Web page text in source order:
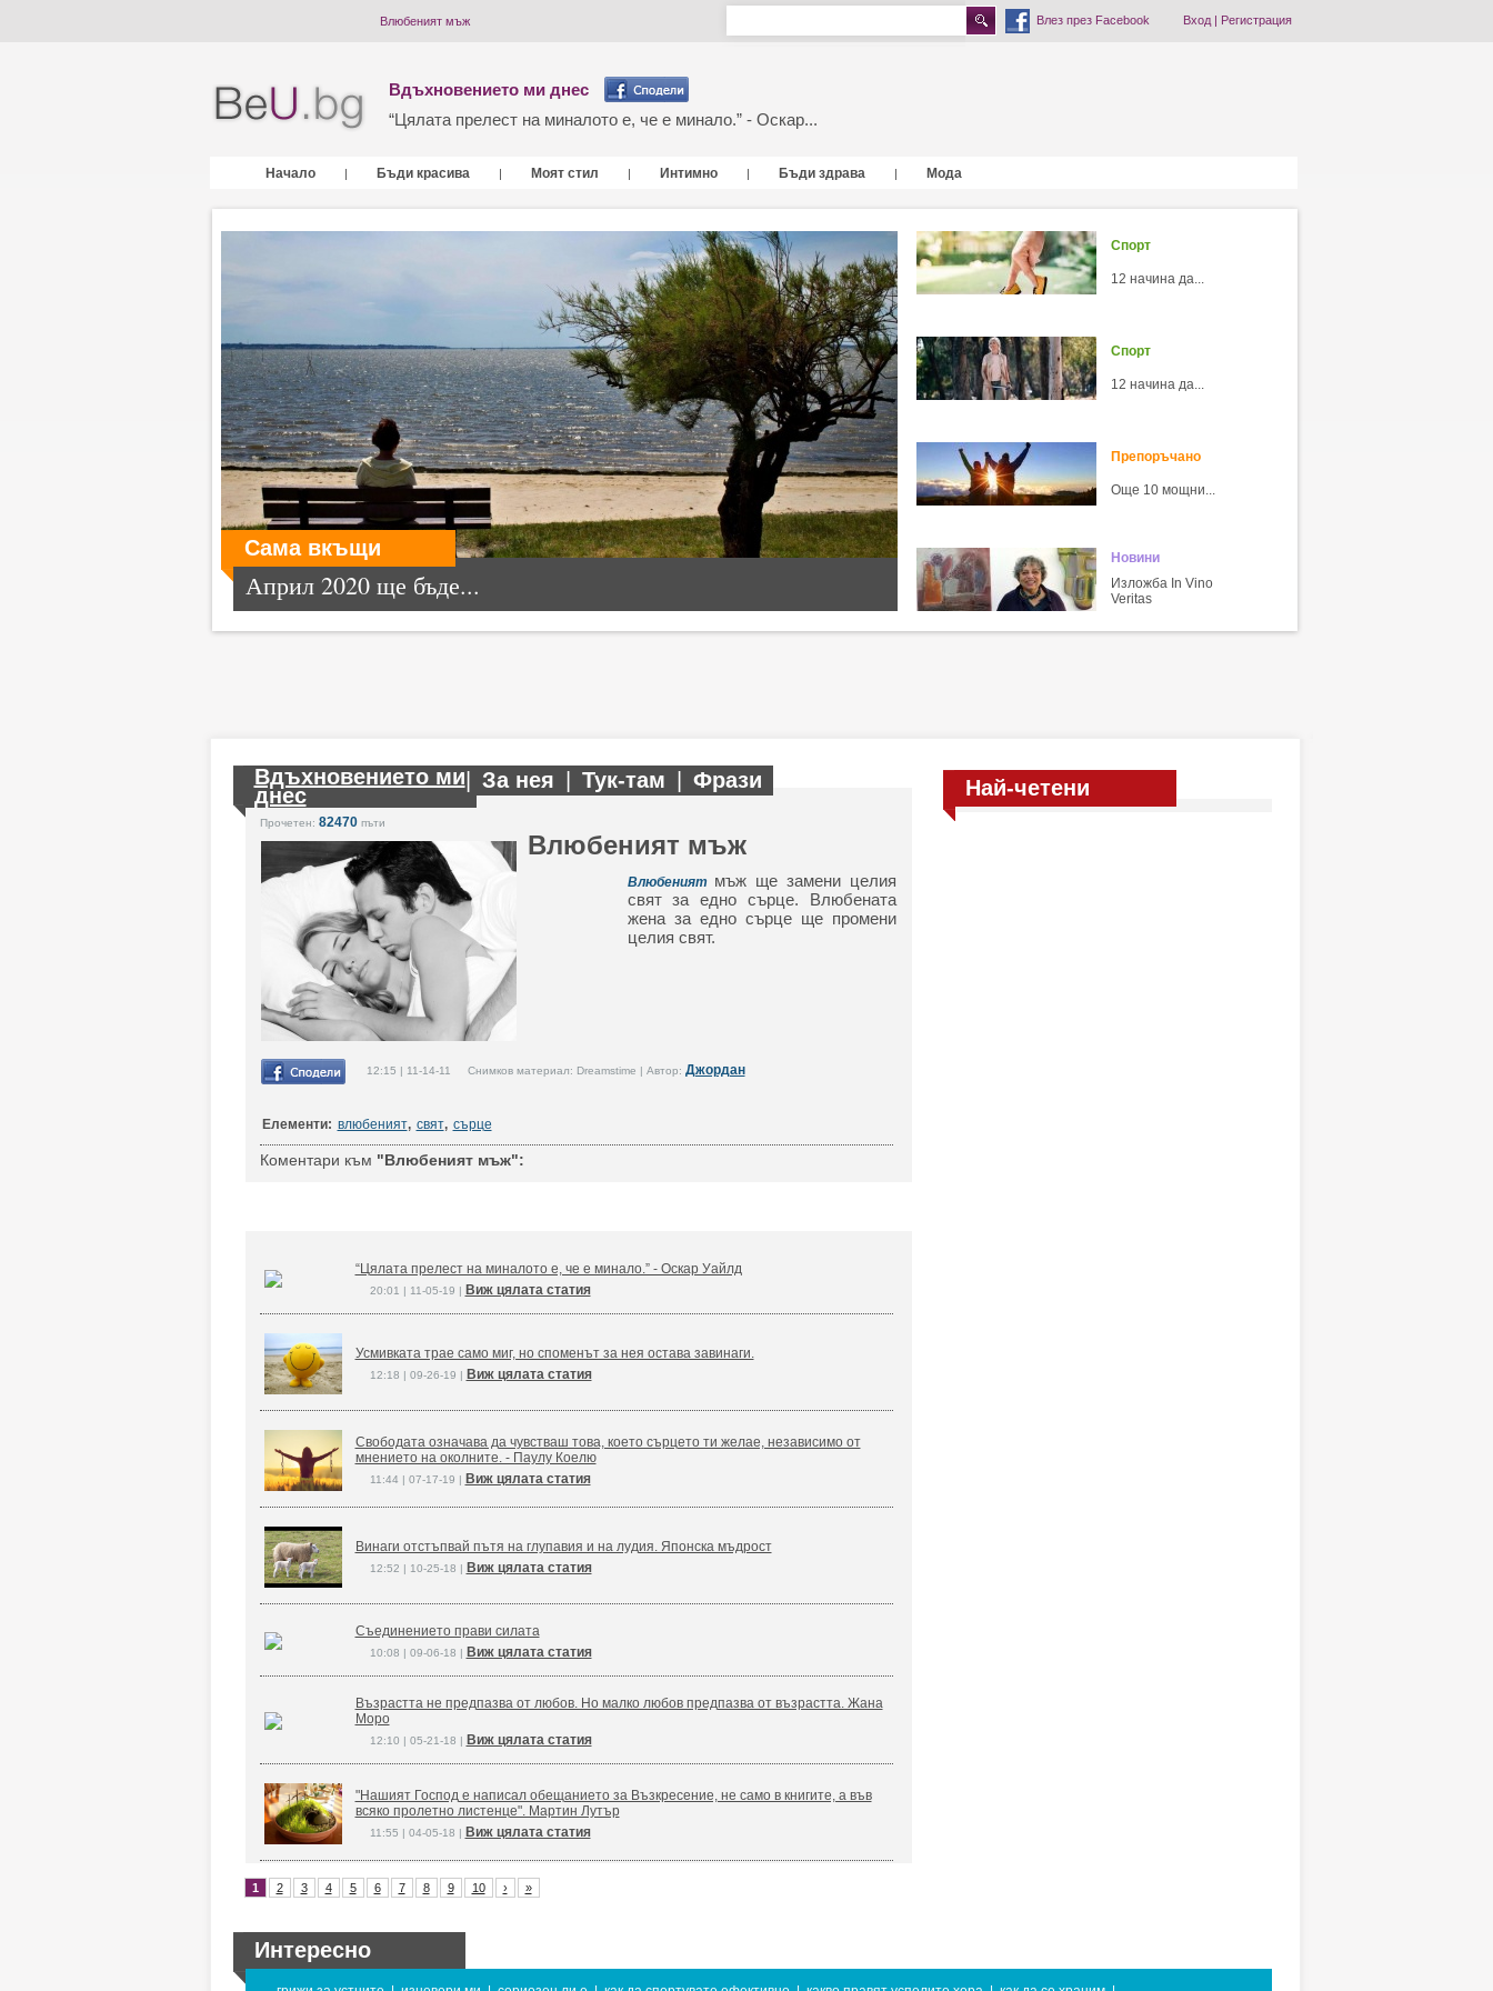
Влюбеният мъж Влез през Facebook Вход| Регистрация
Вдъхновението ми днес
“Цялата прелест на миналото е, че е минало.” - Оскар...
Начало | Бъди красива | Моят стил | Интимно | Бъди здрава | Мода
Сама вкъщи
Април 2020 ще бъде...
Спорт
12 начина да...
Спорт
12 начина да...
Препоръчано
Още 10 мощни...
Новини
Изложба In Vino
Veritas
Вдъхновението ми
днес
| За нея Тук-там Фрази
Прочетен: 82470пъти
Влюбеният мъж
Влюбеният мъж ще замени целия
свят за едно сърце. Влюбената
жена за едно сърце ще промени
целия свят.
12:15 | 11-14-11 Снимков материал: Dreamstime | Автор: Джордан
Елементи: влюбеният, свят, сърце
Коментари към "Влюбеният мъж":
“Цялата прелест на миналото е, че е минало.” - Оскар Уайлд
20:01 | 11-05-19 | Виж цялата статия
Усмивката трае само миг, но споменът за нея остава завинаги.
12:18 | 09-26-19 | Виж цялата статия
Свободата означава да чувстваш това, което сърцето ти желае, независимо от
мнението на околните. - Паулу Коелю
11:44 | 07-17-19 | Виж цялата статия
Винаги отстъпвай пътя на глупавия и на лудия. Японска мъдрост
12:52 | 10-25-18 | Виж цялата статия
Съединението прави силата
10:08 | 09-06-18 | Виж цялата статия
Възрастта не предпазва от любов. Но малко любов предпазва от възрастта. Жана
Моро
12:10 | 05-21-18 | Виж цялата статия
"Нашият Господ е написал обещанието за Възкресение, не само в книгите, а във
всяко пролетно листенце". Мартин Лутър
11:55 | 04-05-18 | Виж цялата статия
1 2 3 4 5 6 7 8 9 10 › »
Най-четени
Интересно